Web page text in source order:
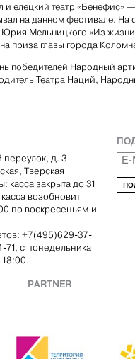
и елецкий театр «Бенефис»
на данном фестивале. На
Юрия Мельницкого «Из
приза главы города
победителей Народный
Театра Наций,
переулок, д. 3
Тверская
касса закрыта до 31
возобновит
по воскресеньям и
+7(495)629-37-
с понедельника
18:00.
PARTNER